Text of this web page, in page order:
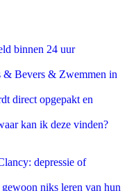
binnen 24 uur
Bevers & Zwemmen in
direct opgepakt en
kan ik deze vinden?
depressie of
niks leren van hun